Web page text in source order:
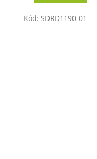
Kód: SDRD1190-01